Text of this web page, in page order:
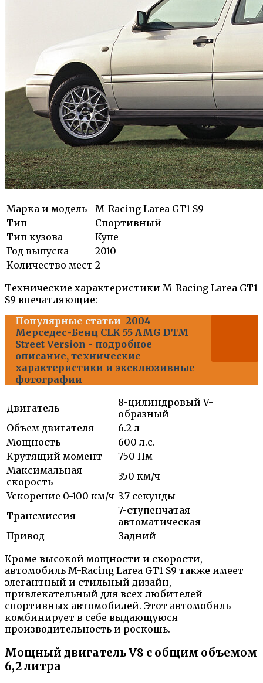
Марка и модель
M-Racing Larea GT1 S9
Тип
Спортивный
Тип кузова
Купе
Год выпуска
2010
Количество мест 2
Технические характеристики M-Racing Larea GT1
S9 впечатляющие:
Популярные статьи 2004
Мерседес-Бенц CLK 55 AMG DTM
Street Version - подробное
описание, технические
характеристики и эксклюзивные
фотографии
Двигатель
8-цилиндровый V-
образный
Объем двигателя
6.2 л
Мощность
600 л.с.
Крутящий момент
750 Нм
Максимальная
скорость
350 км/ч
Ускорение 0-100 км/ч 3.7 секунды
Трансмиссия
7-ступенчатая
автоматическая
Привод
Задний
Кроме высокой мощности и скорости,
автомобиль M-Racing Larea GT1 S9 также имеет
элегантный и стильный дизайн,
привлекательный для всех любителей
спортивных автомобилей. Этот автомобиль
комбинирует в себе выдающуюся
производительность и роскошь.
Мощный двигатель V8 с общим объемом
6,2 литра